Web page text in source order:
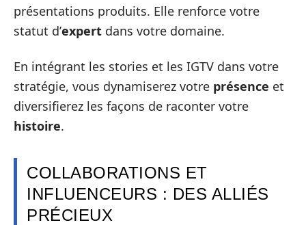
présentations produits. Elle renforce votre
statut d’expert dans votre domaine.
En intégrant les stories et les IGTV dans votre
stratégie, vous dynamiserez votre présence et
diversifierez les façons de raconter votre
histoire.
COLLABORATIONS ET
INFLUENCEURS : DES ALLIÉS
PRÉCIEUX